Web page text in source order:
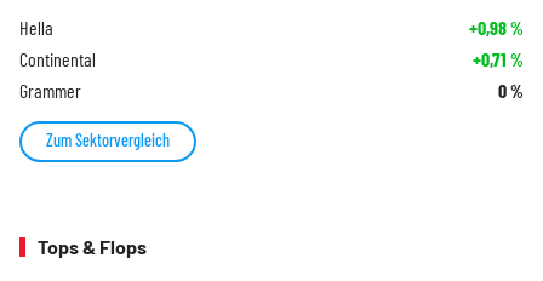
Hella +0,98%
Continental +0,71 %
Grammer 0%
Zum Sektorvergleich
Tops & Flops